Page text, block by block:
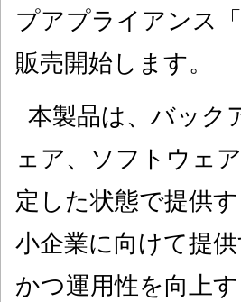
プアプライアンス
販売開始します。
本製品は、バック
ェア、ソフトウェ
定した状態で提供
小企業に向けて提
かつ運用性を向上